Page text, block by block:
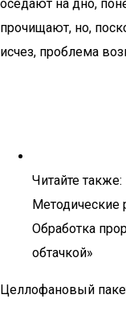
оседают на дно,
прочищают, но,
исчез, проблема
Читайте также:
Методические
Обработка
обтачкой»
Целлофановый